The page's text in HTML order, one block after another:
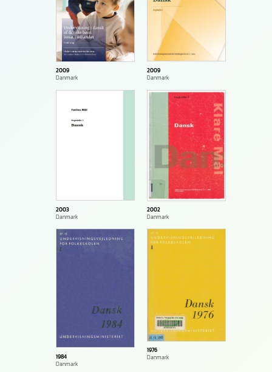
2009
Danmark
2009
Danmark
2003
Danmark
2002
Danmark
1984
Danmark
1976
Danmark